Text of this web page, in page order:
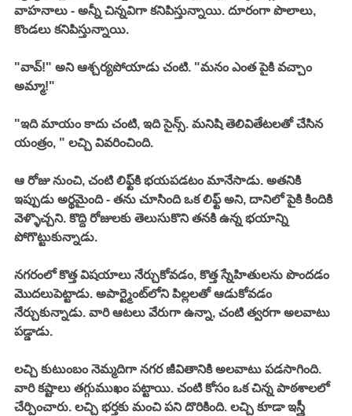
వాహనాలు - అన్నీ చిన్నవిగా కనిపిస్తున్నాయి. దూరంగా పొలాలు,
కొండలు కనిపిస్తున్నాయి.
"వావ్!" అని ఆశ్చర్యపోయాడు చంటి. "మనం ఎంత పైకి వచ్చాం
అమ్మా!"
"ఇది మాయం కాదు చంటి, ఇది సైన్స్. మనిషి తెలివితేటలతో చేసిన
యంత్రం, " లచ్చి వివరించింది.
ఆ రోజు నుంచి, చంటి లిఫ్ట్‌కి భయపడటం మానేసాడు. అతనికి
ఇప్పుడు అర్థమైంది - తను చూసింది ఒక లిఫ్ట్ అని, దానిలో పైకి కిందికి
వెళ్ళొచ్చని. కొద్ది రోజులకు తెలుసుకొని తనకి ఉన్న భయాన్ని
పోగొట్టుకున్నాడు.
నగరంలో కొత్త విషయాలు నేర్చుకోవడం, కొత్త స్నేహితులను పొందడం
మొదలుపెట్టాడు. అపార్ట్మెంట్‌లోని పిల్లలతో ఆడుకోవడం
నేర్చుకున్నాడు. వారి ఆటలు వేరుగా ఉన్నా, చంటి త్వరగా అలవాటు
పడ్డాడు.
లచ్చి కుటుంబం నెమ్మదిగా నగర జీవితానికి అలవాటు పడసాగింది.
వారి కష్టాలు తగ్గుముఖం పట్టాయి. చంటి కోసం ఒక చిన్న పాఠశాలలో
చేర్పించారు. లచ్చి భర్తకు మంచి పని దొరికింది. లచ్చి కూడా ఇస్త్రీ